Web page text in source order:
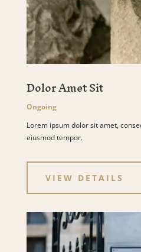
Dolor Amet Sit
Ongoing
Lorem ipsum dolor sit amet,
eiusmod tempor.
VIEW DETAILS